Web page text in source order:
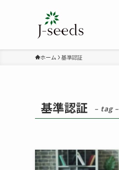
ホーム 基準認証
基準認証 – tag –